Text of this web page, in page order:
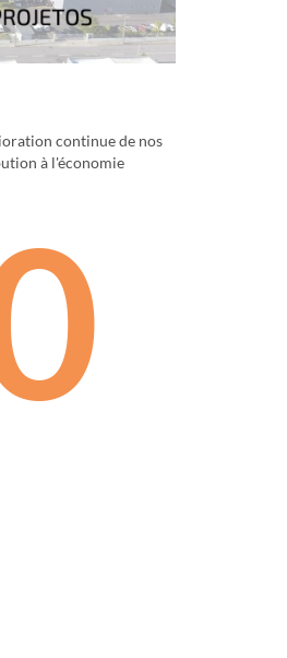
continue de nos
à l'économie